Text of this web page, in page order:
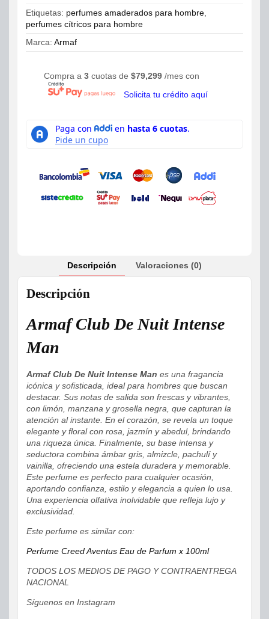
Etiquetas: perfumes amaderados para hombre
perfumes cítricos para hombre
Marca: Armaf
Compra a 3 cuotas de $79,299 /mes con
Solicita tu crédito aquí
Descripción Valoraciones (0)
Descripción
Armaf Club De Nuit Intense
Man
Armaf Club De Nuit Intense Man es una fragancia
icónica y sofisticada, ideal para hombres que buscan
destacar. Sus notas de salida son frescas y vibrantes,
con limón, manzana y grosella negra, que capturan la
atención al instante. En el corazón, se revela un toque
elegante y floral con rosa, jazmín y abedul, brindando
una riqueza única. Finalmente, su base intensa y
seductora combina ámbar gris, almizcle, pachulí y
vainilla, ofreciendo una estela duradera y memorable.
Este perfume es perfecto para cualquier ocasión,
aportando confianza, estilo y elegancia a quien lo usa.
Una experiencia olfativa inolvidable que refleja lujo y
exclusividad.
Este perfume es similar con:
Perfume Creed Aventus Eau de Parfum x 100ml
TODOS LOS MEDIOS DE PAGO Y CONTRAENTREGA
NACIONAL
Síguenos en Instagram